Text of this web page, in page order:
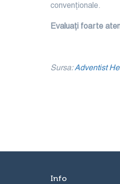
convenționale.
Evaluați foarte
Sursa:Adventist
Info